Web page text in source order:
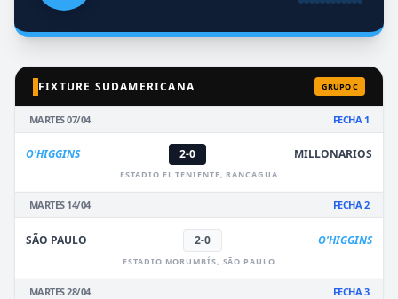
FIXTURE SUDAMERICANA GRUPO C
MARTES 07/04 FECHA 1
O'HIGGINS 2-0 MILLONARIOS
ESTADIO EL TENIENTE, RANCAGUA
MARTES 14/04 FECHA 2
SÃO PAULO 2-0 O'HIGGINS
ESTADIO MORUMBÍS, SÃO PAULO
MARTES 28/04 FECHA 3